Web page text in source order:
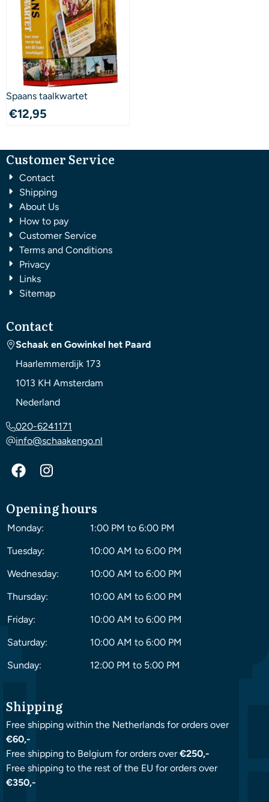
Spaans taalkwartet
€12,95
Customer Service
Contact
Shipping
About Us
How to pay
Customer Service
Terms and Conditions
Privacy
Links
Sitemap
Contact
Schaak en Gowinkel het Paard
Haarlemmerdijk 173
1013 KH Amsterdam
Nederland
020-6241171
info@schaakengo.nl
Opening hours
Monday:
1:00 PM to 6:00 PM
Tuesday:
10:00 AM to 6:00 PM
Wednesday:
10:00 AM to 6:00 PM
Thursday:
10:00 AM to 6:00 PM
Friday:
10:00 AM to 6:00 PM
Saturday:
10:00 AM to 6:00 PM
Sunday:
12:00 PM to 5:00 PM
Shipping
Free shipping within the Netherlands for orders over
€60,-
Free shipping to Belgium for orders over€250,-
Free shipping to the rest of the EU for orders over
€350,-